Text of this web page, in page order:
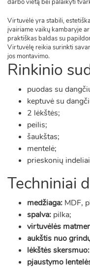
darbo vietą bei palaikyti
Virtuvėlė yra stabili,
įvairiame vaikų kambaryje
praktiškas baldas su
Virtuvėlę reikia surinkti
jos montavimo.
Rinkinio
puodas su
keptuvė su
2 lėkštės;
peilis;
šaukštas;
mentelė;
prieskonių
Techniniai
medžiaga: MDF,
spalva: pilka;
virtuvėlės
aukštis nuo
lėkštės skersmuo:
pjaustymo